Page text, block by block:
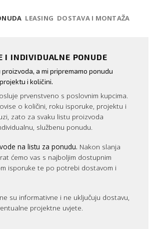
LEASING DOSTAVA I MONTAŽA
I INDIVIDUALNE PONUDE
a mi pripremamo ponudu
i količini.
prvenstveno s poslovnim kupcima.
o količini, roku isporuke, projektu i
zato za svaku listu proizvoda
službenu ponudu.
na listu za ponudu. Nakon slanja
ćemo vas s najboljim dostupnim
isporuke te po potrebi dostavom i
su informativne i ne uključuju dostavu,
projektne uvjete.